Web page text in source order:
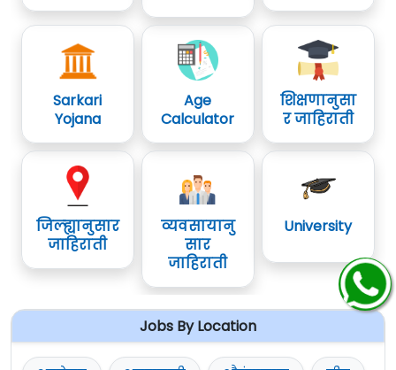
Sarkari
Yojana
Age
Calculator
शिक्षणानुसा
र जाहिराती
जिल्ह्यानुसार
जाहिराती
व्यवसायानु
सार
जाहिराती
University
Jobs By Location